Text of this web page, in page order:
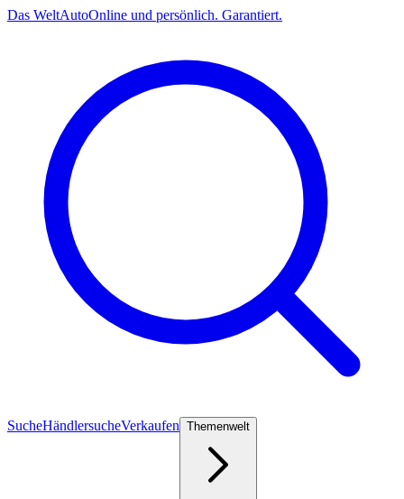
Das WeltAutoOnline und persönlich. Garantiert.
SucheHändlersucheVerkaufen Themenwelt